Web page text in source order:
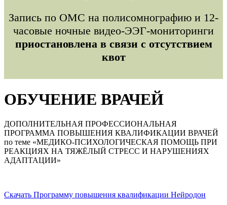
Запись по ОМС на полисомнографию и 12-
часовые ночные видео-ЭЭГ-мониторинги
приостановлена в связи с отсутствием
квот
ОБУЧЕНИЕ ВРАЧЕЙ
ДОПОЛНИТЕЛЬНАЯ ПРОФЕССИОНАЛЬНАЯ
ПРОГРАММА ПОВЫШЕНИЯ КВАЛИФИКАЦИИ ВРАЧЕЙ
по теме «МЕДИКО-ПСИХОЛОГИЧЕСКАЯ ПОМОЩЬ ПРИ
РЕАКЦИЯХ НА ТЯЖЁЛЫЙ СТРЕСС И НАРУШЕНИЯХ
АДАПТАЦИИ»
Скачать Программу повышения квалификации Нейродон